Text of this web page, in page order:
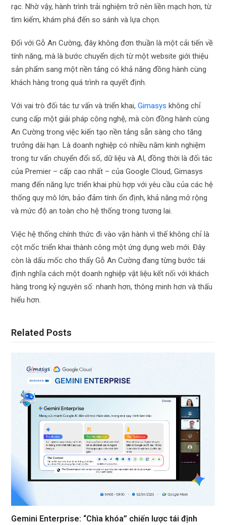
rạc. Nhờ vậy, hành trình trải nghiệm trở nên liền mạch hơn, từ
tìm kiếm, khám phá đến so sánh và lựa chọn.
Đối với Gỗ An Cường, đây không đơn thuần là một cải tiến về
tính năng, mà là bước chuyển dịch từ một website giới thiệu
sản phẩm sang một nền tảng có khả năng đồng hành cùng
khách hàng trong quá trình ra quyết định.
Với vai trò đối tác tư vấn và triển khai,Gimasys không chỉ
cung cấp một giải pháp công nghệ, mà còn đồng hành cùng
An Cường trong việc kiến tạo nền tảng sẵn sàng cho tăng
trưởng dài hạn. Là doanh nghiệp có nhiều năm kinh nghiệm
trong tư vấn chuyển đổi số, dữ liệu và AI, đồng thời là đối tác
của Premier – cấp cao nhất – của Google Cloud, Gimasys
mang đến năng lực triển khai phù hợp với yêu cầu của các hệ
thống quy mô lớn, bảo đảm tính ổn định, khả năng mở rộng
và mức độ an toàn cho hệ thống trong tương lai.
Việc hệ thống chính thức đi vào vận hành vì thế không chỉ là
cột mốc triển khai thành công một ứng dụng web mới. Đây
còn là dấu mốc cho thấy Gỗ An Cường đang từng bước tái
định nghĩa cách một doanh nghiệp vật liệu kết nối với khách
hàng trong kỷ nguyên số: nhanh hơn, thông minh hơn và thấu
hiểu hơn.
Related Posts
Gemini Enterprise: “Chìa khóa” chiến lược tái định